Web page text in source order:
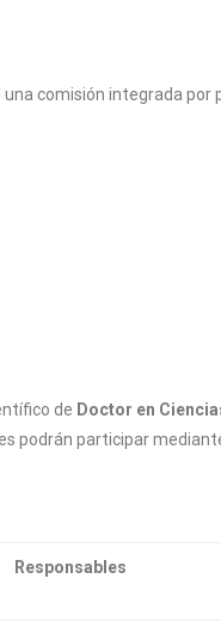
una comisión integrada
de Doctor en
podrán participar
Responsables